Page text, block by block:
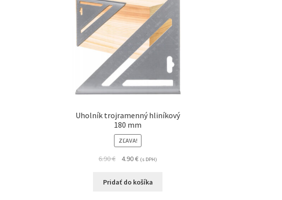
Uholník trojramenný hliníkový
180 mm
ZĽAVA!
6.90€ 4.90€ (s DPH)
Pridať do košíka